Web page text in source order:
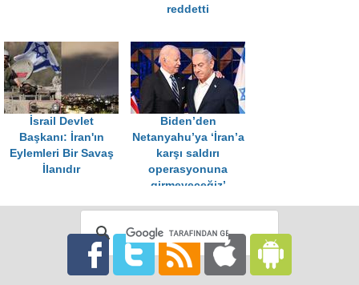
reddetti
İsrail Devlet
Başkanı: İran'ın
Eylemleri Bir Savaş
İlanıdır
Biden’den
Netanyahu’ya ‘İran’a
karşı saldırı
operasyonuna
girmeyeceğiz’